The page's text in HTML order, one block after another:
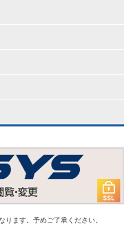
ます。予めご了承ください。